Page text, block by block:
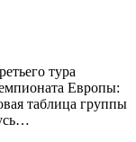
тура
Европы:
таблица группы